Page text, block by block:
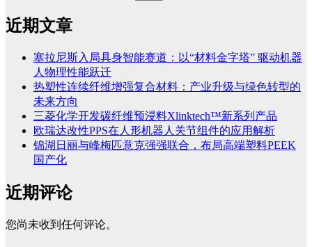
近期文章
塞拉尼斯入局具身智能赛道：以“材料金字塔” 驱动机器
人物理性能跃迁
热塑性连续纤维增强复合材料：产业升级与绿色转型的
未来方向
三菱化学开发碳纤维预浸料Xlinktech™新系列产品
欧瑞达改性PPS在人形机器人关节组件的应用解析
锦湖日丽与峰梅匹意克强强联合，布局高端塑料PEEK
国产化
近期评论
您尚未收到任何评论。